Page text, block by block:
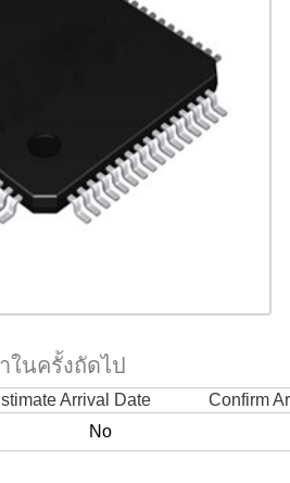
ในครั้งถัดไป
Arrival Date
Confirm
No